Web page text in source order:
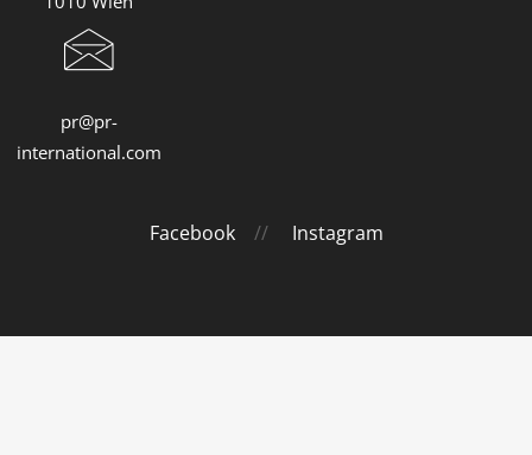
pr@pr-
international.com
Facebook// Instagram